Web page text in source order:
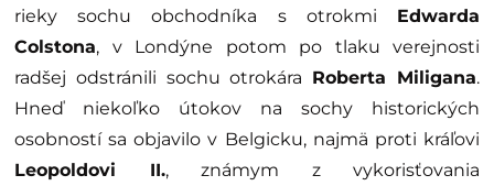
rieky sochu obchodníka s otrokmi Edwarda
Colstona, v Londýne potom po tlaku verejnosti
radšej odstránili sochu otrokára Roberta Miligana.
Hneď niekoľko útokov na sochy historických
osobností sa objavilo v Belgicku, najmä proti kráľovi
Leopoldovi II., známym z vykorisťovania